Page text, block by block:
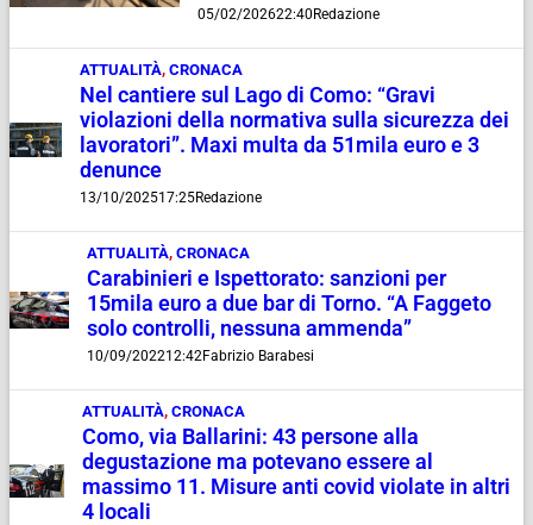
05/02/202622:40Redazione
ATTUALITÀ, CRONACA
Nel cantiere sul Lago di Como: “Gravi
violazioni della normativa sulla sicurezza dei
lavoratori”. Maxi multa da 51mila euro e 3
denunce
13/10/202517:25Redazione
ATTUALITÀ,CRONACA
Carabinieri e Ispettorato: sanzioni per
15mila euro a due bar di Torno. “A Faggeto
solo controlli, nessuna ammenda”
10/09/202212:42Fabrizio Barabesi
ATTUALITÀ,CRONACA
Como, via Ballarini: 43 persone alla
degustazione ma potevano essere al
massimo 11. Misure anti covid violate in altri
4 locali